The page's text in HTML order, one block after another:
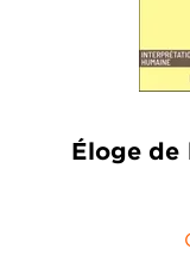
Éloge de